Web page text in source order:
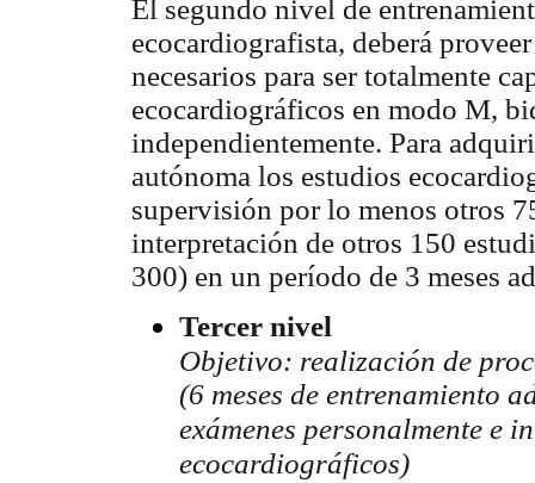
El segundo nivel de
ecocardiografista, deberá
necesarios para ser totalmente
ecocardiográficos en modo M,
independientemente. Para
autónoma los estudios
supervisión por lo menos otros
interpretación de otros 150
300) en un período de 3 meses
Tercer nivel
Objetivo: realización de
(6 meses de entrenamiento
exámenes personalmente e
ecocardiográficos)